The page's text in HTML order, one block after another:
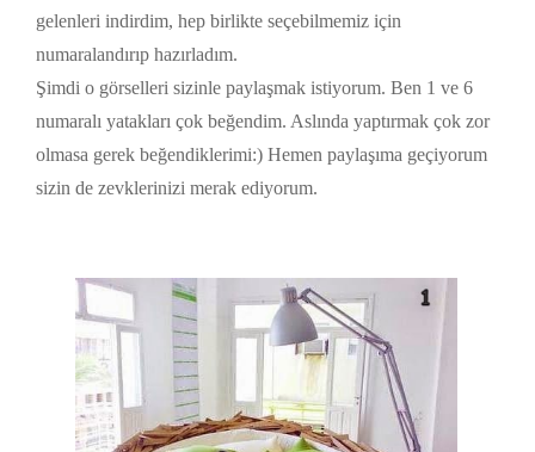
gelenleri indirdim, hep birlikte seçebilmemiz için
numaralandırıp hazırladım.
Şimdi o görselleri sizinle paylaşmak istiyorum. Ben 1 ve 6
numaralı yatakları çok beğendim. Aslında yaptırmak çok zor
olmasa gerek beğendiklerimi:) Hemen paylaşıma geçiyorum
sizin de zevklerinizi merak ediyorum.